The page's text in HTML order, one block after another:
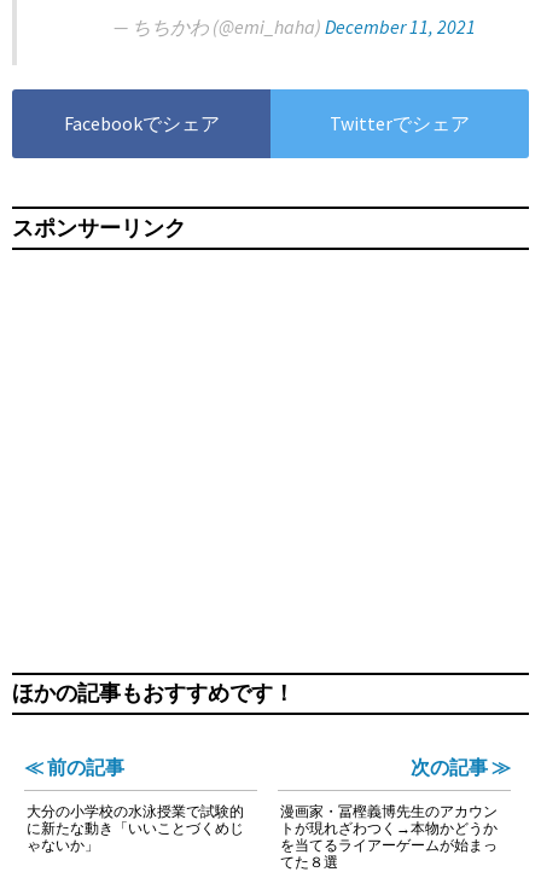
— ちちかわ (@emi_haha) December 11, 2021
Facebookでシェア Twitterでシェア
スポンサーリンク
ほかの記事もおすすめです！
≪ 前の記事
大分の小学校の水泳授業で試験的
に新たな動き「いいことづくめじ
ゃないか」
次の記事 ≫
漫画家・冨樫義博先生のアカウン
トが現れざわつく→本物かどうか
を当てるライアーゲームが始まっ
てた８選